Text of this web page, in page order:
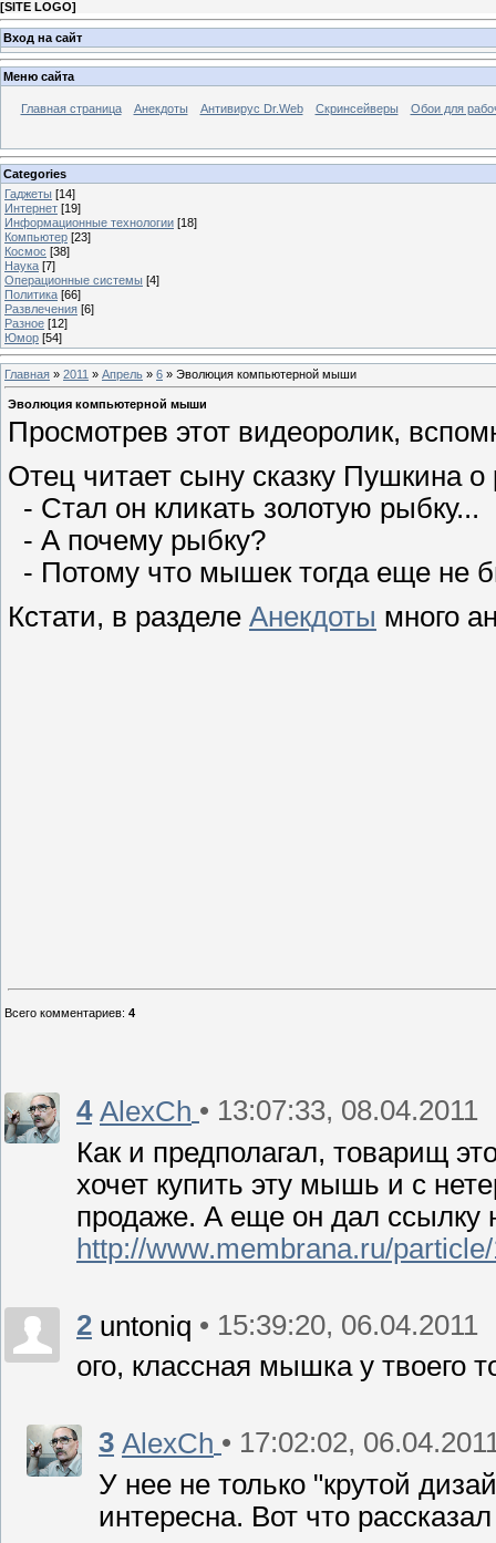
[SITE LOGO]
Вход на сайт
Меню сайта
Главная страница Анекдоты Антивирус Dr.Web Скринсейверы Обои для
Categories
Гаджеты [14]
Интернет [19]
Информационные технологии [18]
Компьютер [23]
Космос [38]
Наука [7]
Операционные системы [4]
Политика [66]
Развлечения [6]
Разное [12]
Юмор [54]
Главная » 2011 » Апрель » 6 » Эволюция компьютерной мыши
Эволюция компьютерной мыши
Просмотрев этот видеоролик,
Отец читает сыну сказку Пушкина
- Стал он кликать золотую рыбку...
- А почему рыбку?
- Потому что мышек тогда еще не
Кстати, в разделе Анекдоты много
Всего комментариев: 4
4 AlexCh • 13:07:33, 08.04.2011
Как и предполагал, товарищ
хочет купить эту мышь и с
продаже. А еще он дал ссылку
http://www.membrana.ru/
2 untoniq • 15:39:20, 06.04.2011
ого, классная мышка у твоего
3 AlexCh • 17:02:02,
У нее не только "крутой
интересна. Вот что